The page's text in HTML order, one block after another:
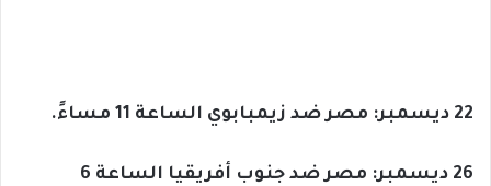
22 ديسمبر: مصر ضد زيمبابوي الساعة 11 مساءً.
26 ديسمبر: مصر ضد جنوب أفريقيا الساعة 6